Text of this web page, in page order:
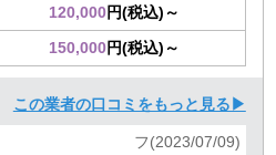
120,000円(税込)～
150,000円(税込)～
この業者の口コミをもっと見る▶
フ(2023/07/09)